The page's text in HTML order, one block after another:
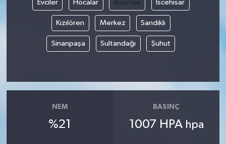
Evciler Hocalar İhsaniye İscehisar
Kızılören Merkez Sandıklı
Sinanpaşa Sultandağı Şuhut
NEM
%21
BASINÇ
1007 HPA hpa